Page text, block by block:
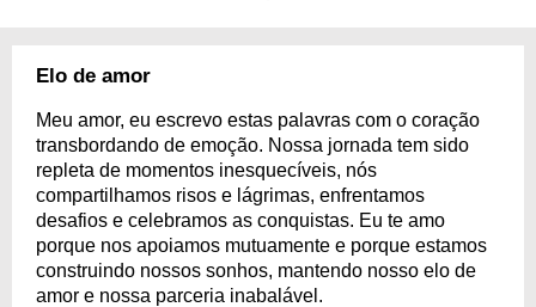
carinho, amizade, respeito e muita admiração. Ele vai te amar ainda mais!
Elo de amor
Meu amor, eu escrevo estas palavras com o coração
transbordando de emoção. Nossa jornada tem sido
repleta de momentos inesquecíveis, nós
compartilhamos risos e lágrimas, enfrentamos
desafios e celebramos as conquistas. Eu te amo
porque nos apoiamos mutuamente e porque estamos
construindo nossos sonhos, mantendo nosso elo de
amor e nossa parceria inabalável.